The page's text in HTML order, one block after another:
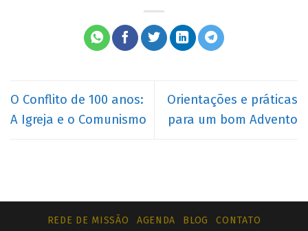
O Conflito de 100 anos:
A Igreja e o Comunismo
Orientações e práticas
para um bom Advento
REDE DE MISSÃO AGENDA BLOG CONTATO